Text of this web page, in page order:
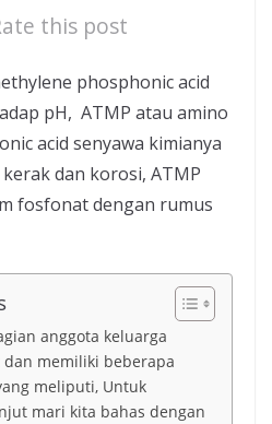
this post
phosphonic acid
pH, ATMP atau amino
acid senyawa kimianya
dan korosi, ATMP
fosfonat dengan rumus
anggota keluarga
memiliki beberapa
meliputi, Untuk
mari kita bahas dengan